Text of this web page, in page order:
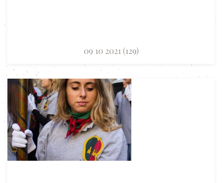
09 10 2021 (129)